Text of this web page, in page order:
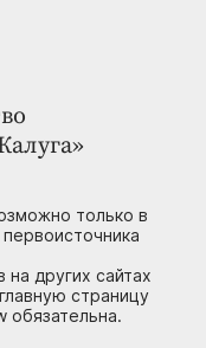
только в
других сайтах
страницу
обязательна.